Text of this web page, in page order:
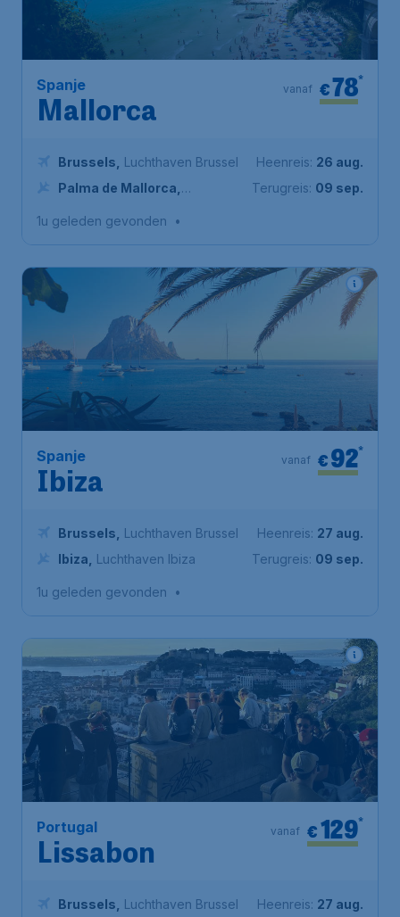
Spanje
Mallorca
€78*
vanaf
Brussels
Luchthaven Brussel
Palma de Mallorca
Heenreis: 26 aug.
Terugreis: 09 sep.
1u geleden gevonden •
Spanje
Ibiza
€92*
vanaf
Brussels
Luchthaven Brussel
Ibiza
Luchthaven Ibiza
Heenreis: 27 aug.
Terugreis: 09 sep.
1u geleden gevonden •
Portugal
Lissabon
€129*
vanaf
Brussels Luchthaven Brussel Heenreis: 27 aug.